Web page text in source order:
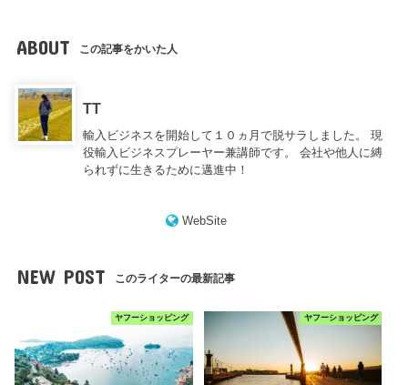
ABOUT この記事をかいた人
TT
輸入ビジネスを開始して１０ヵ月で脱サラしました。 現
役輸入ビジネスプレーヤー兼講師です。 会社や他人に縛
られずに生きるために邁進中！
WebSite
NEW POST このライターの最新記事
ヤフーショッピング ヤフーショッピング